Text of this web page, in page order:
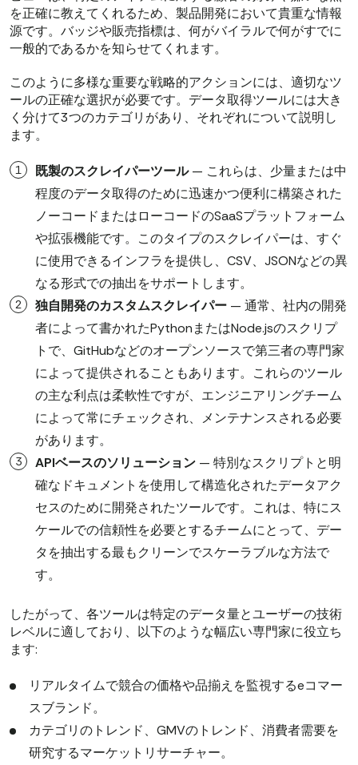
を正確に教えてくれるため、製品開発において貴重な情報
源です。バッジや販売指標は、何がバイラルで何がすでに
一般的であるかを知らせてくれます。
このように多様な重要な戦略的アクションには、適切なツ
ールの正確な選択が必要です。データ取得ツールには大き
く分けて3つのカテゴリがあり、それぞれについて説明し
ます。
既製のスクレイパーツール— これらは、少量または中
程度のデータ取得のために迅速かつ便利に構築された
ノーコードまたはローコードのSaaSプラットフォーム
や拡張機能です。このタイプのスクレイパーは、すぐ
に使用できるインフラを提供し、CSV、JSONなどの異
なる形式での抽出をサポートします。
独自開発のカスタムスクレイパー — 通常、社内の開発
者によって書かれたPythonまたはNode.jsのスクリプ
トで、GitHubなどのオープンソースで第三者の専門家
によって提供されることもあります。これらのツール
の主な利点は柔軟性ですが、エンジニアリングチーム
によって常にチェックされ、メンテナンスされる必要
があります。
APIベースのソリューション — 特別なスクリプトと明
確なドキュメントを使用して構造化されたデータアク
セスのために開発されたツールです。これは、特にス
ケールでの信頼性を必要とするチームにとって、デー
タを抽出する最もクリーンでスケーラブルな方法で
す。
したがって、各ツールは特定のデータ量とユーザーの技術
レベルに適しており、以下のような幅広い専門家に役立ち
ます:
リアルタイムで競合の価格や品揃えを監視するeコマー
スブランド。
カテゴリのトレンド、GMVのトレンド、消費者需要を
研究するマーケットリサーチャー。